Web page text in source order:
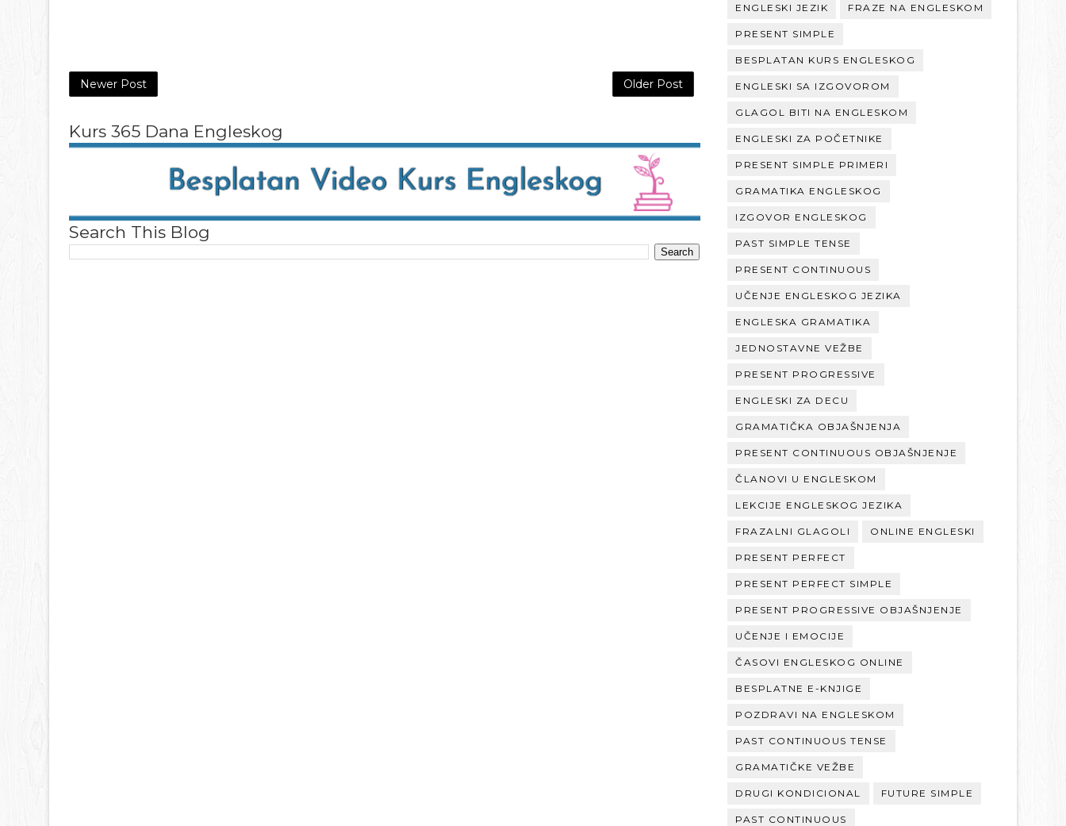
Newer Post Older Post
Kurs 365 Dana Engleskog
Search This Blog
ENGLESKI JEZIK FRAZE NA ENGLESKOM
PRESENT SIMPLE
BESPLATAN KURS ENGLESKOG
ENGLESKI SA IZGOVOROM
GLAGOL BITI NA ENGLESKOM
ENGLESKI ZA POČETNIKE
PRESENT SIMPLE PRIMERI
GRAMATIKA ENGLESKOG
IZGOVOR ENGLESKOG
PAST SIMPLE TENSE
PRESENT CONTINUOUS
UČENJE ENGLESKOG JEZIKA
ENGLESKA GRAMATIKA
JEDNOSTAVNE VEŽBE
PRESENT PROGRESSIVE
ENGLESKI ZA DECU
GRAMATIČKA OBJAŠNJENJA
PRESENT CONTINUOUS OBJAŠNJENJE
ČLANOVI U ENGLESKOM
LEKCIJE ENGLESKOG JEZIKA
FRAZALNI GLAGOLI ONLINE ENGLESKI
PRESENT PERFECT
PRESENT PERFECT SIMPLE
PRESENT PROGRESSIVE OBJAŠNJENJE
UČENJE I EMOCIJE
ČASOVI ENGLESKOG ONLINE
BESPLATNE E-KNJIGE
POZDRAVI NA ENGLESKOM
PAST CONTINUOUS TENSE
GRAMATIČKE VEŽBE
DRUGI KONDICIONAL FUTURE SIMPLE
PAST CONTINUOUS